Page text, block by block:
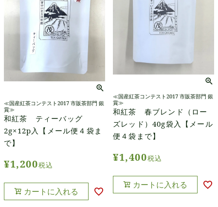
≪国産紅茶コンテスト2017 市販茶部門 銀
賞≫
和紅茶 ティーバッグ
2g×12p入【メール便４袋ま
で】
¥1,200税込
カートに入れる
≪国産紅茶コンテスト2017 市販茶部門 銀
賞≫
和紅茶 春ブレンド（ロー
ズレッド）40g袋入【メール
便４袋まで】
¥1,400税込
カートに入れる